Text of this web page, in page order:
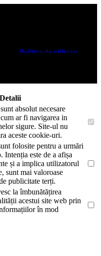
cu Politica de utilizare
Detalii
absolut necesare
ar fi navigarea in
sigure. Site-ul nu
aceste cookie-uri.
folosite pentru a urmări
este de a afișa
și a implica utilizatorul
sunt mai valoroase
publicitate terți.
la îmbunătățirea
acestui site web prin
în mod